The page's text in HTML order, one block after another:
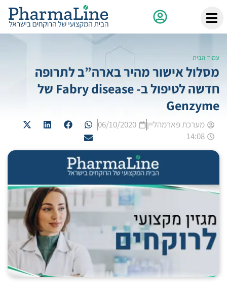
עמוד הבית
מסלול אישור מהיר בארה”ב לתרופה
חדשה לטיפול ב- Fabry disease של
Genzyme
מערכת פארמהליין
06/10/2020
14:08